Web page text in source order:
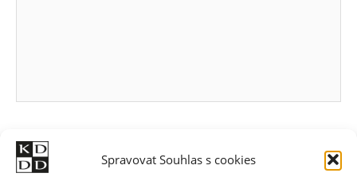
Spravovat Souhlas s cookies